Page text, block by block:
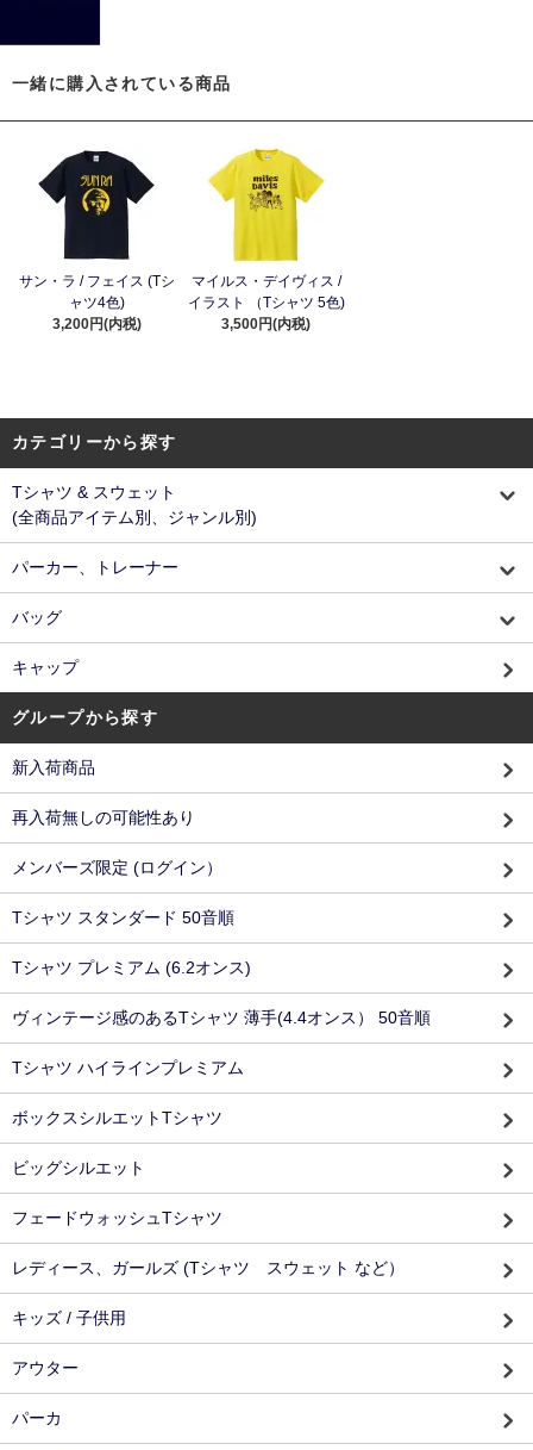
一緒に購入されている商品
サン・ラ / フェイス (Tシ
ャツ4色)
3,200円(内税)
マイルス・デイヴィス /
イラスト （Tシャツ 5色)
3,500円(内税)
カテゴリーから探す
Tシャツ & スウェット
(全商品アイテム別、ジャンル別)
パーカー、トレーナー
バッグ
キャップ
グループから探す
新入荷商品
再入荷無しの可能性あり
メンバーズ限定 (ログイン）
Tシャツ スタンダード 50音順
Tシャツ プレミアム (6.2オンス)
ヴィンテージ感のあるTシャツ 薄手(4.4オンス） 50音順
Tシャツ ハイラインプレミアム
ボックスシルエットTシャツ
ビッグシルエット
フェードウォッシュTシャツ
レディース、ガールズ (Tシャツ スウェット など）
キッズ / 子供用
アウター
パーカ